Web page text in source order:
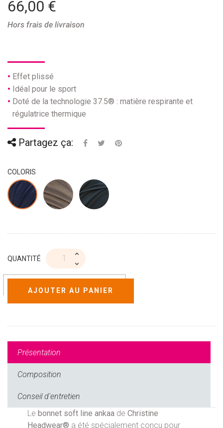
66,00 €
Hors frais de livraison
Effet plissé
Idéal pour le sport
Doté de la technologie 37.5® : matière respirante et
régulatrice thermique
Partagez ça:
COLORIS
QUANTITÉ
AJOUTER AU PANIER
Présentation
Composition
Conseil d'entretien
Le bonnet soft line ankaa de Christine
Headwear® a été spécialement conçu pour